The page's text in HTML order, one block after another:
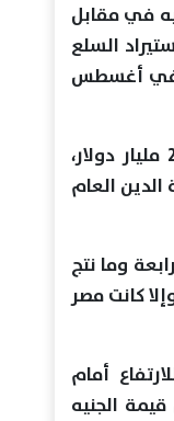
في مقابل
السلع
الأجنبي إلى 33.19 مليار دولار في أغسطس
بالإضافة إلى خروج أموال المستثمرين العرب والأجانب بما يقدر بنحو 20 مليار دولار،
40 مليار دولار، وزيادة الدين العام
وما نتج
كانت مصر
أمام
الجنيه